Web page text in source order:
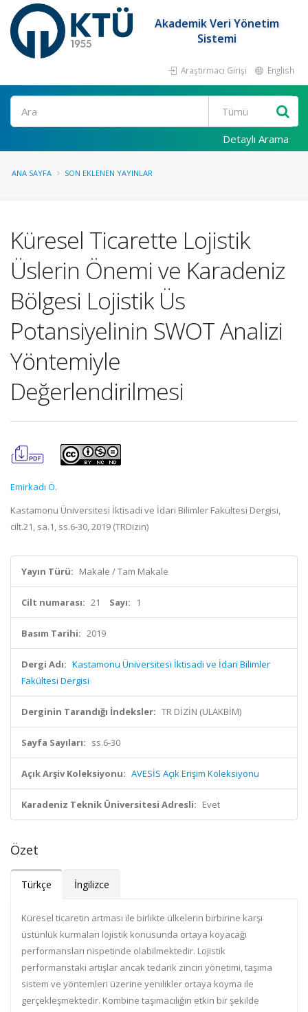
Akademik Veri Yönetim
Sistemi
Araştırmacı Girişi English
Ara
Detaylı Arama
ANA SAYFA SON EKLENEN YAYINLAR
Küresel Ticarette Lojistik
Üslerin Önemi ve Karadeniz
Bölgesi Lojistik Üs
Potansiyelinin SWOT Analizi
Yöntemiyle
Değerlendirilmesi
Emirkadı Ö.
Kastamonu Üniversitesi İktisadi ve İdari Bilimler Fakültesi Dergisi,
cilt.21, sa.1, ss.6-30, 2019 (TRDizin)
Yayın Türü: Makale / Tam Makale
Cilt numarası: 21 Sayı: 1
Basım Tarihi: 2019
Dergi Adı: Kastamonu Üniversitesi İktisadi ve İdari Bilimler
Fakültesi Dergisi
Derginin Tarandığı İndeksler: TR DİZİN (ULAKBİM)
Sayfa Sayıları: ss.6-30
Açık Arşiv Koleksiyonu: AVESİS Açık Erişim Koleksiyonu
Karadeniz Teknik Üniversitesi Adresli: Evet
Özet
Türkçe İngilizce
Küresel ticaretin artması ile birlikte ülkelerin birbirine karşı
üstünlük kurmaları lojistik konusunda ortaya koyacağı
performansları nispetinde olabilmektedir. Lojistik
performanstaki artışlar ancak tedarik zinciri yönetimi, taşıma
sistem ve yöntemleri üzerine yenilikler ortaya koyma ile
gerçekleşmektedir. Kombine taşımacılığın etkin bir şekilde